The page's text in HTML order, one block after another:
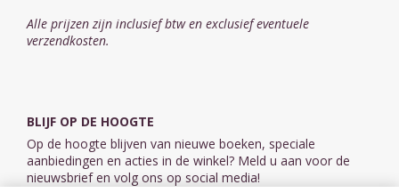
Alle prijzen zijn inclusief btw en exclusief eventuele
verzendkosten.
BLIJF OP DE HOOGTE
Op de hoogte blijven van nieuwe boeken, speciale
aanbiedingen en acties in de winkel? Meld u aan voor de
nieuwsbrief en volg ons op social media!